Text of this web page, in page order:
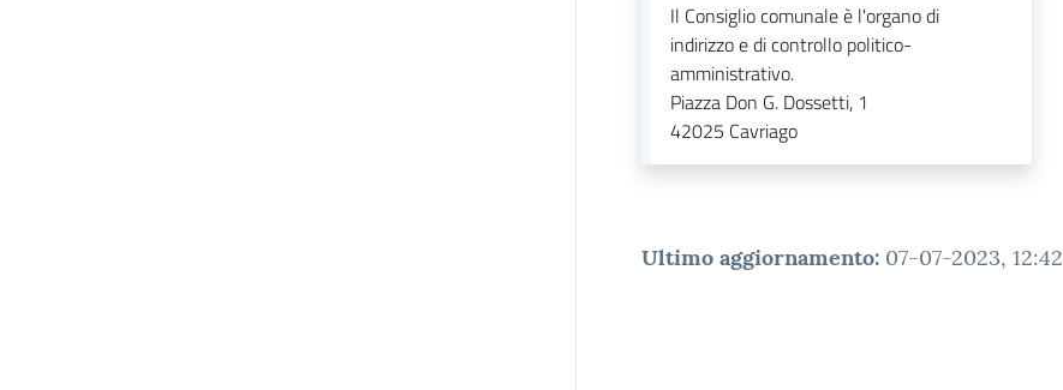
Il Consiglio comunale è l'organo di
indirizzo e di controllo politico-
amministrativo.
Piazza Don G. Dossetti, 1
42025 Cavriago
Ultimo aggiornamento: 07-07-2023, 12:42